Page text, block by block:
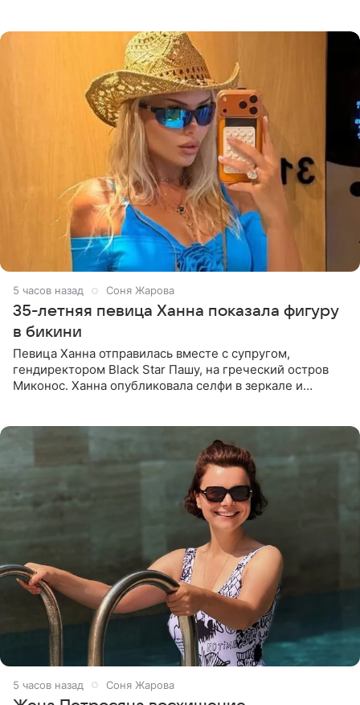
5 часов назад Соня Жарова
35-летняя певица Ханна показала фигуру
в бикини
Певица Ханна отправилась вместе с супругом,
гендиректором Black Star Пашу, на греческий остров
Миконос. Ханна опубликовала селфи в зеркале и
5 часов назад Соня Жарова